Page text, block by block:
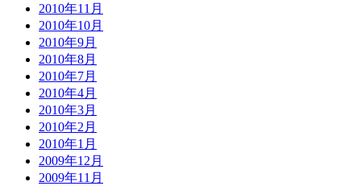
2010年11月
2010年10月
2010年9月
2010年8月
2010年7月
2010年4月
2010年3月
2010年2月
2010年1月
2009年12月
2009年11月